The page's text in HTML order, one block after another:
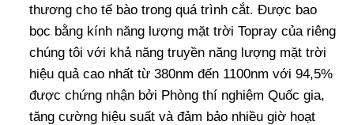
thương cho tế bào trong quá trình cắt. Được bao
bọc bằng kính năng lượng mặt trời Topray của riêng
chúng tôi với khả năng truyền năng lượng mặt trời
hiệu quả cao nhất từ 380nm đến 1100nm với 94,5%
được chứng nhận bởi Phòng thí nghiệm Quốc gia,
tăng cường hiệu suất và đảm bảo nhiều giờ hoạt